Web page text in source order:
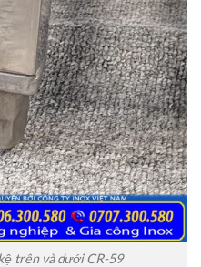
trên và dưới CR-59